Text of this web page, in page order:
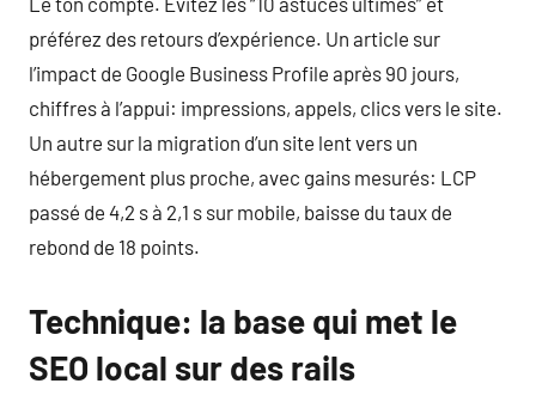
préférez des retours d’expérience. Un article sur
l’impact de Google Business Profile après 90 jours,
chiffres à l’appui: impressions, appels, clics vers le site.
Un autre sur la migration d’un site lent vers un
hébergement plus proche, avec gains mesurés: LCP
passé de 4,2 s à 2,1 s sur mobile, baisse du taux de
rebond de 18 points.
Technique: la base qui met le
SEO local sur des rails